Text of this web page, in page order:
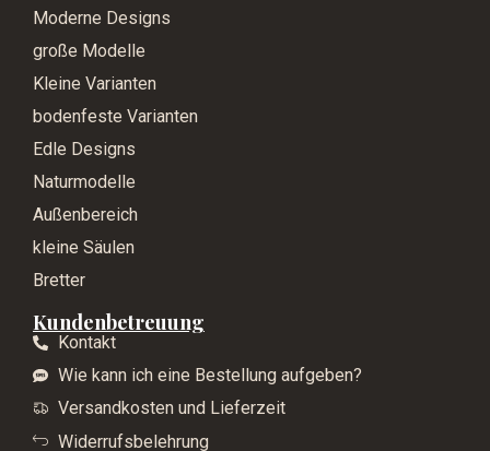
Moderne Designs
große Modelle
Kleine Varianten
bodenfeste Varianten
Edle Designs
Naturmodelle
Außenbereich
kleine Säulen
Bretter
Kundenbetreuung
Kontakt
Wie kann ich eine Bestellung aufgeben?
Versandkosten und Lieferzeit
Widerrufsbelehrung